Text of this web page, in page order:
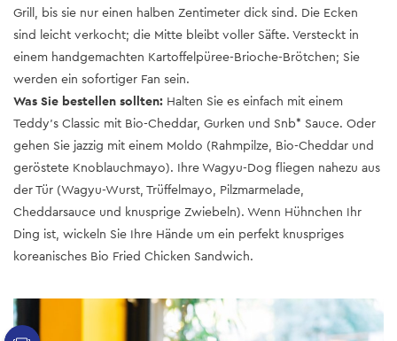
Grill, bis sie nur einen halben Zentimeter dick sind. Die Ecken
sind leicht verkocht; die Mitte bleibt voller Säfte. Versteckt in
einem handgemachten Kartoffelpüree-Brioche-Brötchen; Sie
werden ein sofortiger Fan sein.
Was Sie bestellen sollten: Halten Sie es einfach mit einem
Teddy's Classic mit Bio-Cheddar, Gurken und Snb* Sauce. Oder
gehen Sie jazzig mit einem Moldo (Rahmpilze, Bio-Cheddar und
geröstete Knoblauchmayo). Ihre Wagyu-Dog fliegen nahezu aus
der Tür (Wagyu-Wurst, Trüffelmayo, Pilzmarmelade,
Cheddarsauce und knusprige Zwiebeln). Wenn Hühnchen Ihr
Ding ist, wickeln Sie Ihre Hände um ein perfekt knuspriges
koreanisches Bio Fried Chicken Sandwich.